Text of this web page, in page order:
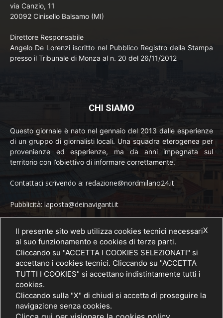
via Canzio, 11
20092 Cinisello Balsamo (MI)
Direttore Responsabile
Angelo De Lorenzi iscritto nel Pubblico Registro della Stampa
presso il Tribunale di Monza al n. 20 del 26/11/2012
CHI SIAMO
Questo giornale è nato nel gennaio del 2013 dalle esperienze
di un gruppo di giornalisti locali. Una squadra eterogenea per
provenienze ed esperienze, ma da anni impegnata sul
territorio con l’obiettivo di informare correttamente.
Contattaci scrivendo a: redazione@nordmilano24.it
Pubblicità: laposta@deinaviganti.it
Tel. 389 1492573
SEGUICI
X
Il presente sito web utilizza cookies tecnici necessari
al suo funzionamento e cookies di terze parti.
Cliccando su "ACCETTA I COOKIES SELEZIONATI" si
accettano i cookies tecnici. Cliccando su "ACCETTA
TUTTI I COOKIES" si accettano indistintamente tutti i
cookies.
Cliccando sulla "X" di chiudi si accetta di proseguire la
navigazione senza cookies.